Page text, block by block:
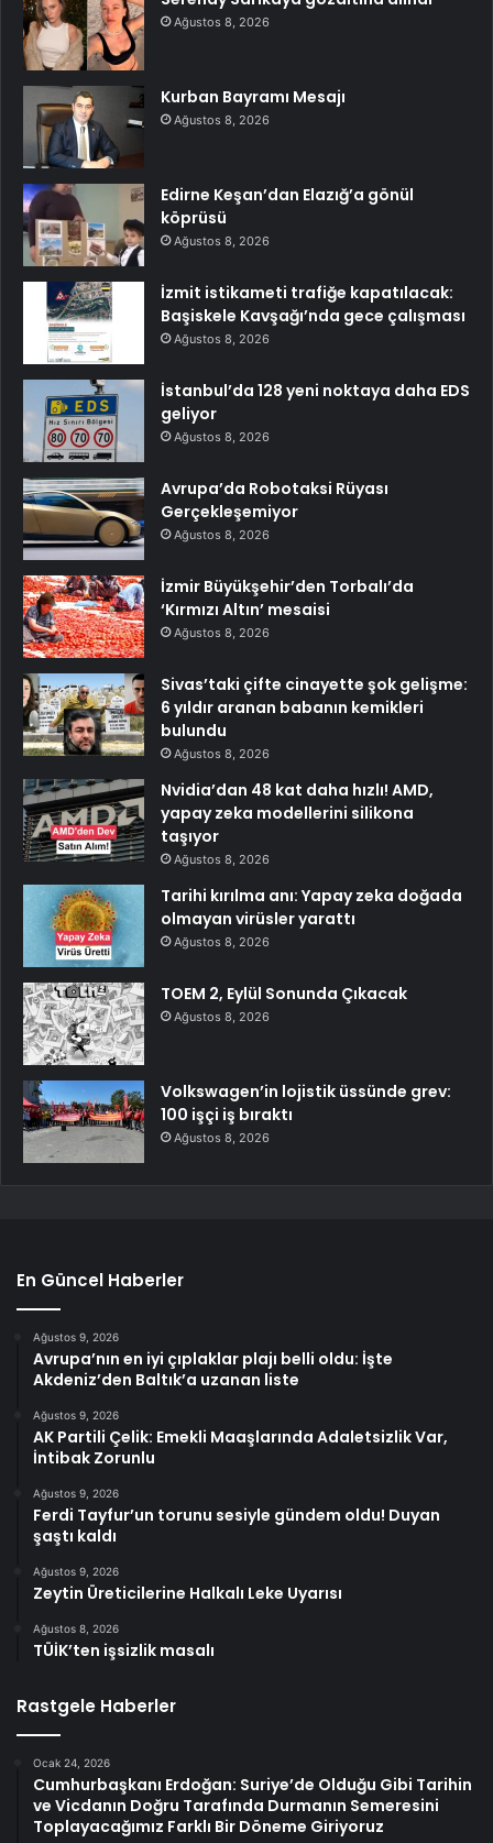
Ağustos 8, 2026
Kurban Bayramı Mesajı
Ağustos 8, 2026
Edirne Keşan’dan Elazığ’a gönül
köprüsü
Ağustos 8, 2026
İzmit istikameti trafiğe kapatılacak:
Başiskele Kavşağı’nda gece çalışması
Ağustos 8, 2026
İstanbul’da 128 yeni noktaya daha EDS
geliyor
Ağustos 8, 2026
Avrupa’da Robotaksi Rüyası
Gerçekleşemiyor
Ağustos 8, 2026
İzmir Büyükşehir’den Torbalı’da
‘Kırmızı Altın’ mesaisi
Ağustos 8, 2026
Sivas’taki çifte cinayette şok gelişme:
6 yıldır aranan babanın kemikleri
bulundu
Ağustos 8, 2026
Nvidia’dan 48 kat daha hızlı! AMD,
yapay zeka modellerini silikona
taşıyor
Ağustos 8, 2026
Tarihi kırılma anı: Yapay zeka doğada
olmayan virüsler yarattı
Ağustos 8, 2026
TOEM 2, Eylül Sonunda Çıkacak
Ağustos 8, 2026
Volkswagen’in lojistik üssünde grev:
100 işçi iş bıraktı
Ağustos 8, 2026
En Güncel Haberler
Ağustos 9, 2026
Avrupa’nın en iyi çıplaklar plajı belli oldu: İşte
Akdeniz’den Baltık’a uzanan liste
Ağustos 9, 2026
AK Partili Çelik: Emekli Maaşlarında Adaletsizlik Var,
İntibak Zorunlu
Ağustos 9, 2026
Ferdi Tayfur’un torunu sesiyle gündem oldu! Duyan
şaştı kaldı
Ağustos 9, 2026
Zeytin Üreticilerine Halkalı Leke Uyarısı
Ağustos 8, 2026
TÜİK’ten işsizlik masalı
Rastgele Haberler
Ocak 24, 2026
Cumhurbaşkanı Erdoğan: Suriye’de Olduğu Gibi Tarihin
ve Vicdanın Doğru Tarafında Durmanın Semeresini
Toplayacağımız Farklı Bir Döneme Giriyoruz